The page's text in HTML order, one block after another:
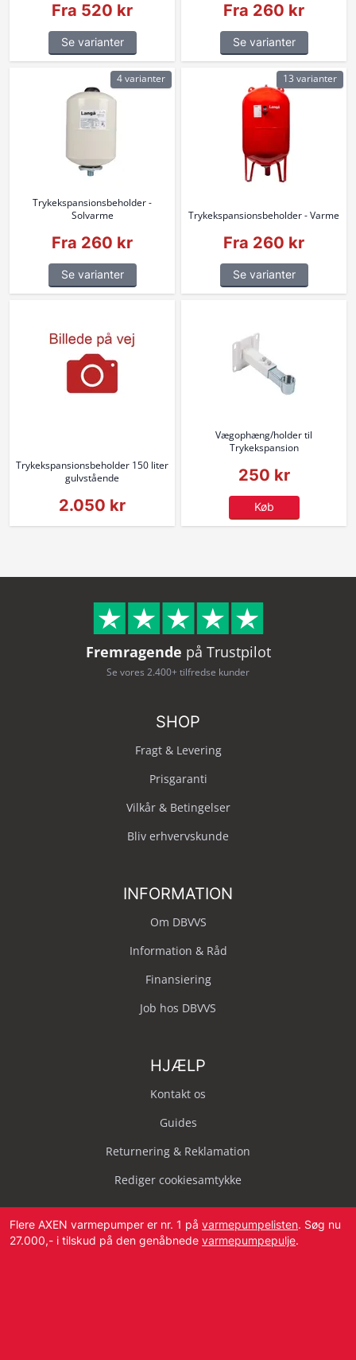
Fra 520 kr
Se varianter
Fra 260 kr
Se varianter
Trykekspansionsbeholder -
Solvarme
Fra 260 kr
Se varianter
4 varianter
Trykekspansionsbeholder - Varme
Fra 260 kr
Se varianter
13 varianter
Trykekspansionsbeholder 150 liter
gulvstående
2.050 kr
Vægophæng/holder til
Trykekspansion
250 kr
Køb
Fremragende på Trustpilot
Se vores 2.400+ tilfredse kunder
SHOP
Fragt & Levering
Prisgaranti
Vilkår & Betingelser
Bliv erhvervskunde
INFORMATION
Om DBVVS
Information & Råd
Finansiering
Job hos DBVVS
HJÆLP
Kontakt os
Guides
Returnering & Reklamation
Rediger cookiesamtykke
Flere AXEN varmepumper er nr. 1 på varmepumpelisten. Søg nu
27.000,- i tilskud på den genåbnede varmepumpepulje.